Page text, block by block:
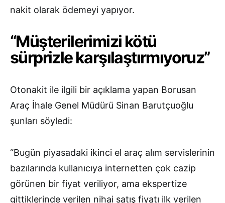
nakit olarak ödemeyi yapıyor.
“Müşterilerimizi kötü
sürprizle karşılaştırmıyoruz”
Otonakit ile ilgili bir açıklama yapan Borusan
Araç İhale Genel Müdürü Sinan Barutçuoğlu
şunları söyledi:
“Bugün piyasadaki ikinci el araç alım servislerinin
bazılarında kullanıcıya internetten çok cazip
görünen bir fiyat veriliyor, ama ekspertize
gittiklerinde verilen nihai satış fiyatı ilk verilen